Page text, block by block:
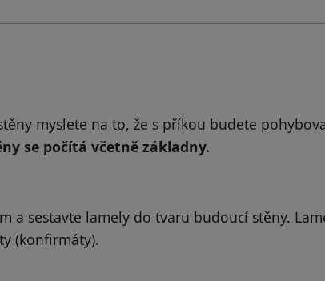
myslete na to, že s příkou budete
se počítá včetně základny.
a sestavte lamely do tvaru budoucí stěny.
(konfirmáty).